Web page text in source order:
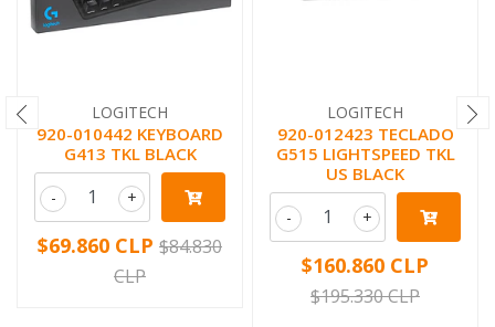
LOGITECH
920-010442 KEYBOARD
G413 TKL BLACK
+
-
$69.860 CLP $84.830
CLP
LOGITECH
920-012423 TECLADO
G515 LIGHTSPEED TKL
US BLACK
+
-
$160.860 CLP
$195.330 CLP